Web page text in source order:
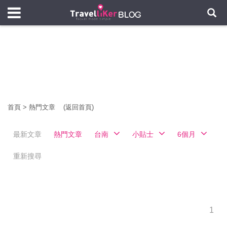
首頁 > 熱門文章 (返回首頁)
最新文章 熱門文章 台南 小貼士 6個月
重新搜尋
1